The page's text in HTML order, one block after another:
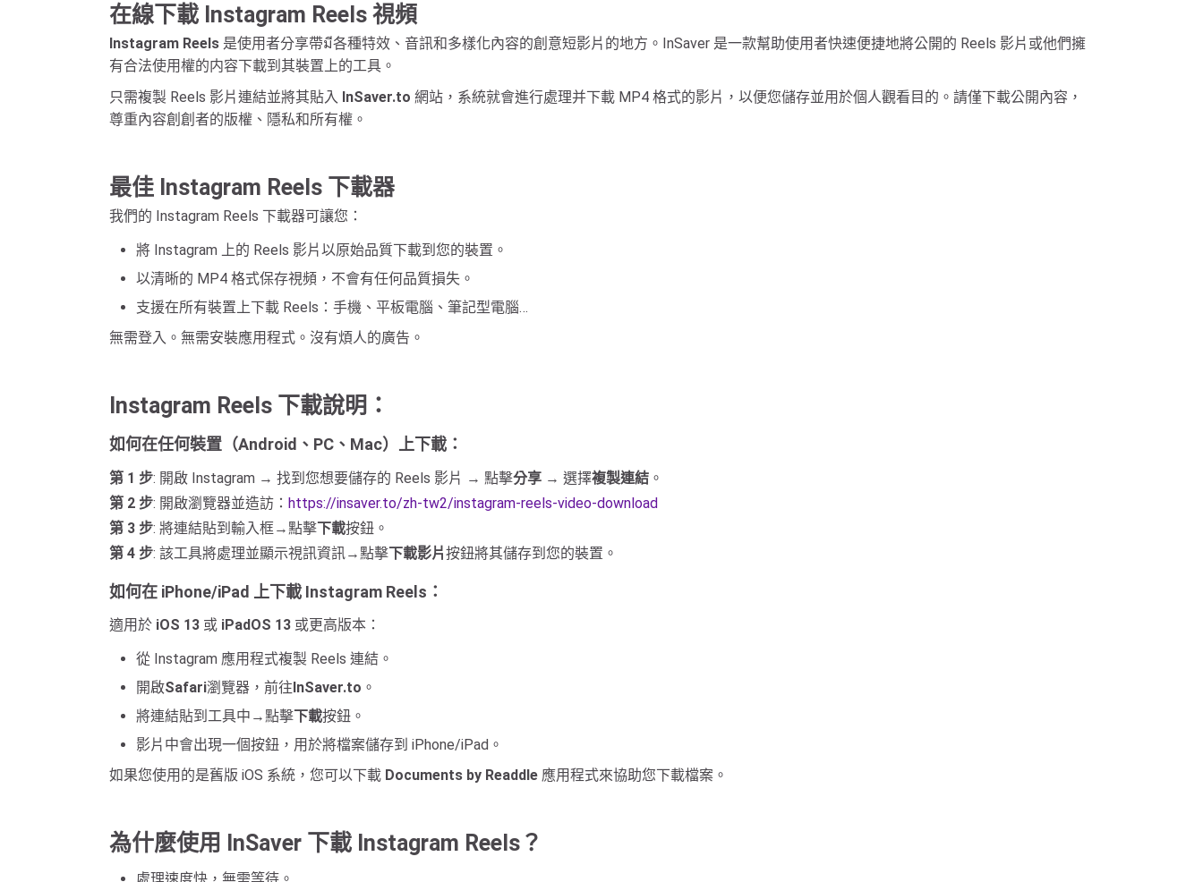
在線下載 Instagram Reels 視頻
Instagram Reels 是使用者分享帶มี各種特效、音訊和多樣化內容的創意短影片的地方。InSaver 是一款幫助使用者快速便捷地將公開的 Reels 影片或他們擁
有合法使用權的内容下載到其裝置上的工具。
只需複製 Reels 影片連結並將其貼入 InSaver.to 網站，系統就會進行處理并下載 MP4 格式的影片，以便您儲存並用於個人觀看目的。請僅下載公開內容，
尊重內容創創者的版權、隱私和所有權。
最佳 Instagram Reels 下載器
我們的 Instagram Reels 下載器可讓您：
將 Instagram 上的 Reels 影片以原始品質下載到您的裝置。
以清晰的 MP4 格式保存視頻，不會有任何品質損失。
支援在所有裝置上下載 Reels：手機、平板電腦、筆記型電腦…
無需登入。無需安裝應用程式。沒有煩人的廣告。
Instagram Reels 下載說明：
如何在任何裝置（Android、PC、Mac）上下載：
第 1 步: 開啟 Instagram → 找到您想要儲存的 Reels 影片 → 點擊分享 → 選擇複製連結 。
第 2 步: 開啟瀏覽器並造訪： https://insaver.to/zh-tw2/instagram-reels-video-download
第 3 步: 將連結貼到輸入框→點擊下載按鈕。
第 4 步: 該工具將處理並顯示視訊資訊→點擊下載影片按鈕將其儲存到您的裝置。
如何在 iPhone/iPad 上下載 Instagram Reels：
適用於 iOS 13 或 iPadOS 13 或更高版本：
從 Instagram 應用程式複製 Reels 連結。
開啟Safari瀏覽器，前往InSaver.to 。
將連結貼到工具中→點擊下載按鈕。
影片中會出現一個按鈕，用於將檔案儲存到 iPhone/iPad。
如果您使用的是舊版 iOS 系統，您可以下載 Documents by Readdle 應用程式來協助您下載檔案。
為什麼使用 InSaver 下載 Instagram Reels？